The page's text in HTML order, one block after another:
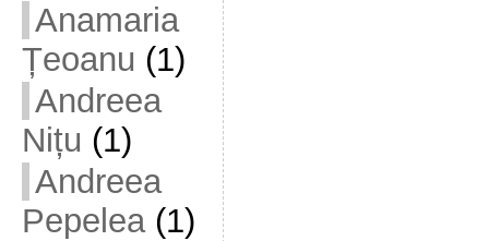
Anamaria
Țeoanu (1)
Andreea
Nițu (1)
Andreea
Pepelea(1)